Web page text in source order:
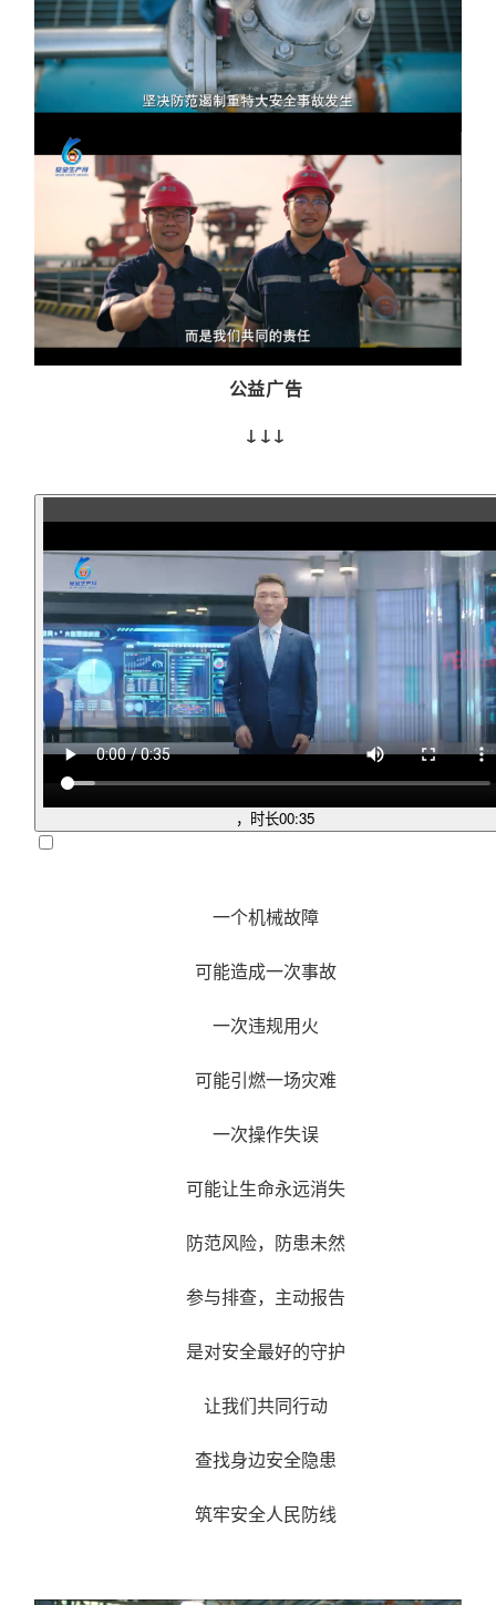
公益广告
↓ ↓↓
，时长00:35
一个机械故障
可能造成一次事故
一次违规用火
可能引燃一场灾难
一次操作失误
可能让生命永远消失
防范风险，防患未然
参与排查，主动报告
是对安全最好的守护
让我们共同行动
查找身边安全隐患
筑牢安全人民防线